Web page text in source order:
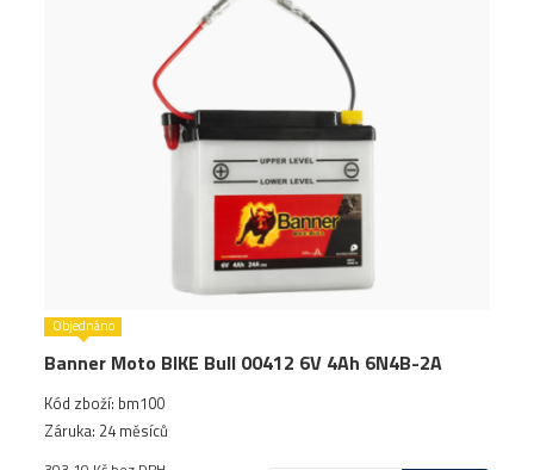
Objednáno
Banner Moto BIKE Bull 00412 6V 4Ah 6N4B-2A
Kód zboží: bm100
Záruka: 24 měsíců